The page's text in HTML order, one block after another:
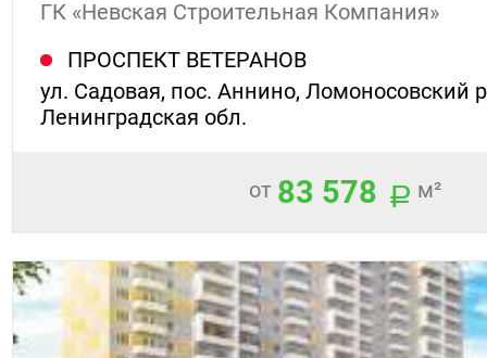
ГК «Невская Строительная Компания»
ПРОСПЕКТ ВЕТЕРАНОВ
ул. Садовая, пос. Аннино, Ломоносовский
Ленинградская обл.
от 83 578 м²